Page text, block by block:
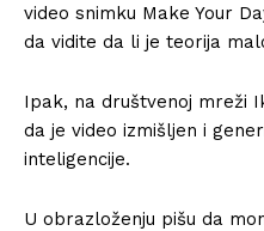
video snimku Make Your
da vidite da li je teorija
Ipak, na društvenoj mreži
da je video izmišljen i
inteligencije.
U obrazloženju pišu da